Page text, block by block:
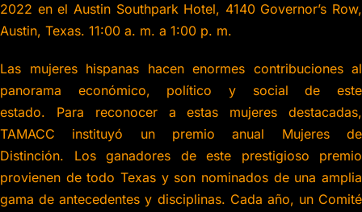
2022 en el Austin Southpark Hotel, 4140 Governor’s Row,
Austin, Texas. 11:00 a. m. a 1:00 p. m.
Las mujeres hispanas hacen enormes contribuciones al
panorama económico, político y social de este
estado. Para reconocer a estas mujeres destacadas,
TAMACC instituyó un premio anual Mujeres de
Distinción. Los ganadores de este prestigioso premio
provienen de todo Texas y son nominados de una amplia
gama de antecedentes y disciplinas. Cada año, un Comité